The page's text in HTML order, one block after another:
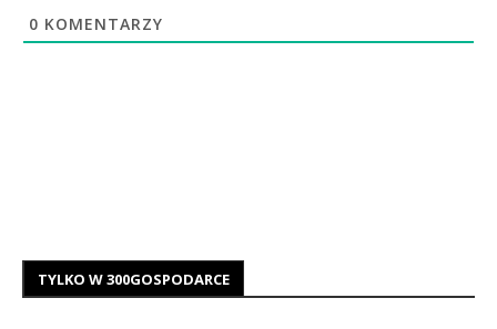
0 KOMENTARZY
TYLKO W 300GOSPODARCE